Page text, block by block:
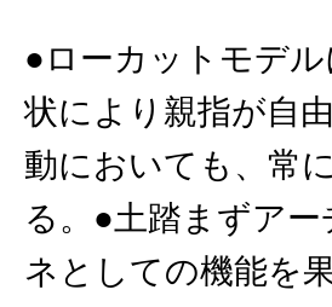
●ローカットモデ
状により親指が自
動においても、常
る。●土踏まずア
ネとしての機能を